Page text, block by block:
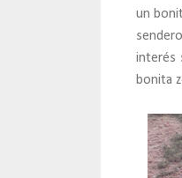
un
interés
bonita